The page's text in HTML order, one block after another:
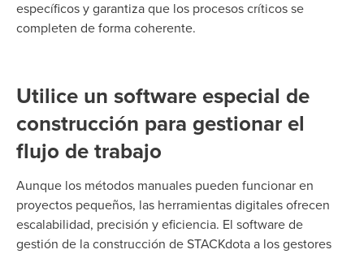
específicos y garantiza que los procesos críticos se
completen de forma coherente.
Utilice un software especial de
construcción para gestionar el
flujo de trabajo
Aunque los métodos manuales pueden funcionar en
proyectos pequeños, las herramientas digitales ofrecen
escalabilidad, precisión y eficiencia. El software de
gestión de la construcción de STACKdota a los gestores